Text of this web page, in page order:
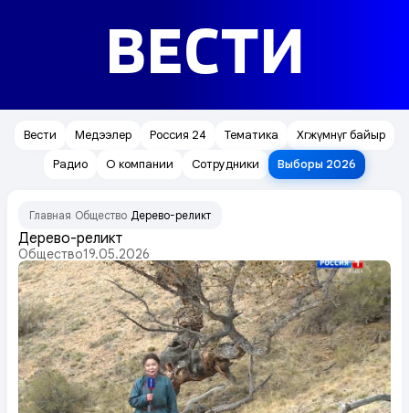
ВЕСТИ
Вести Медээлер Россия 24 Тематика
Хөгжүмнүг байыр
Радио
О компании Сотрудники Выборы 2026
Главная Общество Дерево-реликт
Дерево-реликт
Общество19.05.2026